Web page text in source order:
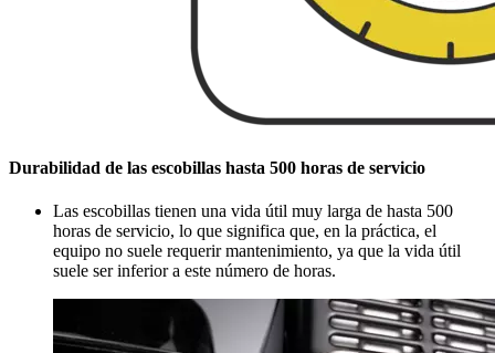
Durabilidad de las escobillas hasta 500 horas de servicio
Las escobillas tienen una vida útil muy larga de hasta 500
horas de servicio, lo que significa que, en la práctica, el
equipo no suele requerir mantenimiento, ya que la vida útil
suele ser inferior a este número de horas.